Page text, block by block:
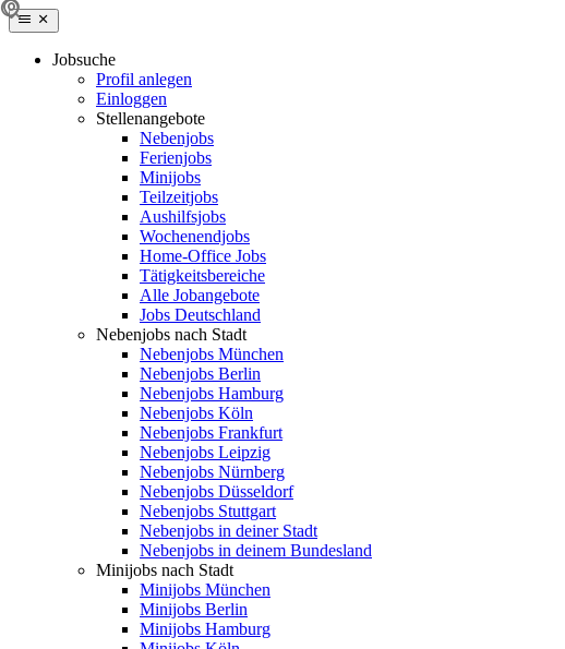
Jobsuche
Profil anlegen
Einloggen
Stellenangebote
Nebenjobs
Ferienjobs
Minijobs
Teilzeitjobs
Aushilfsjobs
Wochenendjobs
Home-Office Jobs
Tätigkeitsbereiche
Alle Jobangebote
Jobs Deutschland
Nebenjobs nach Stadt
Nebenjobs München
Nebenjobs Berlin
Nebenjobs Hamburg
Nebenjobs Köln
Nebenjobs Frankfurt
Nebenjobs Leipzig
Nebenjobs Nürnberg
Nebenjobs Düsseldorf
Nebenjobs Stuttgart
Nebenjobs in deiner Stadt
Nebenjobs in deinem Bundesland
Minijobs nach Stadt
Minijobs München
Minijobs Berlin
Minijobs Hamburg